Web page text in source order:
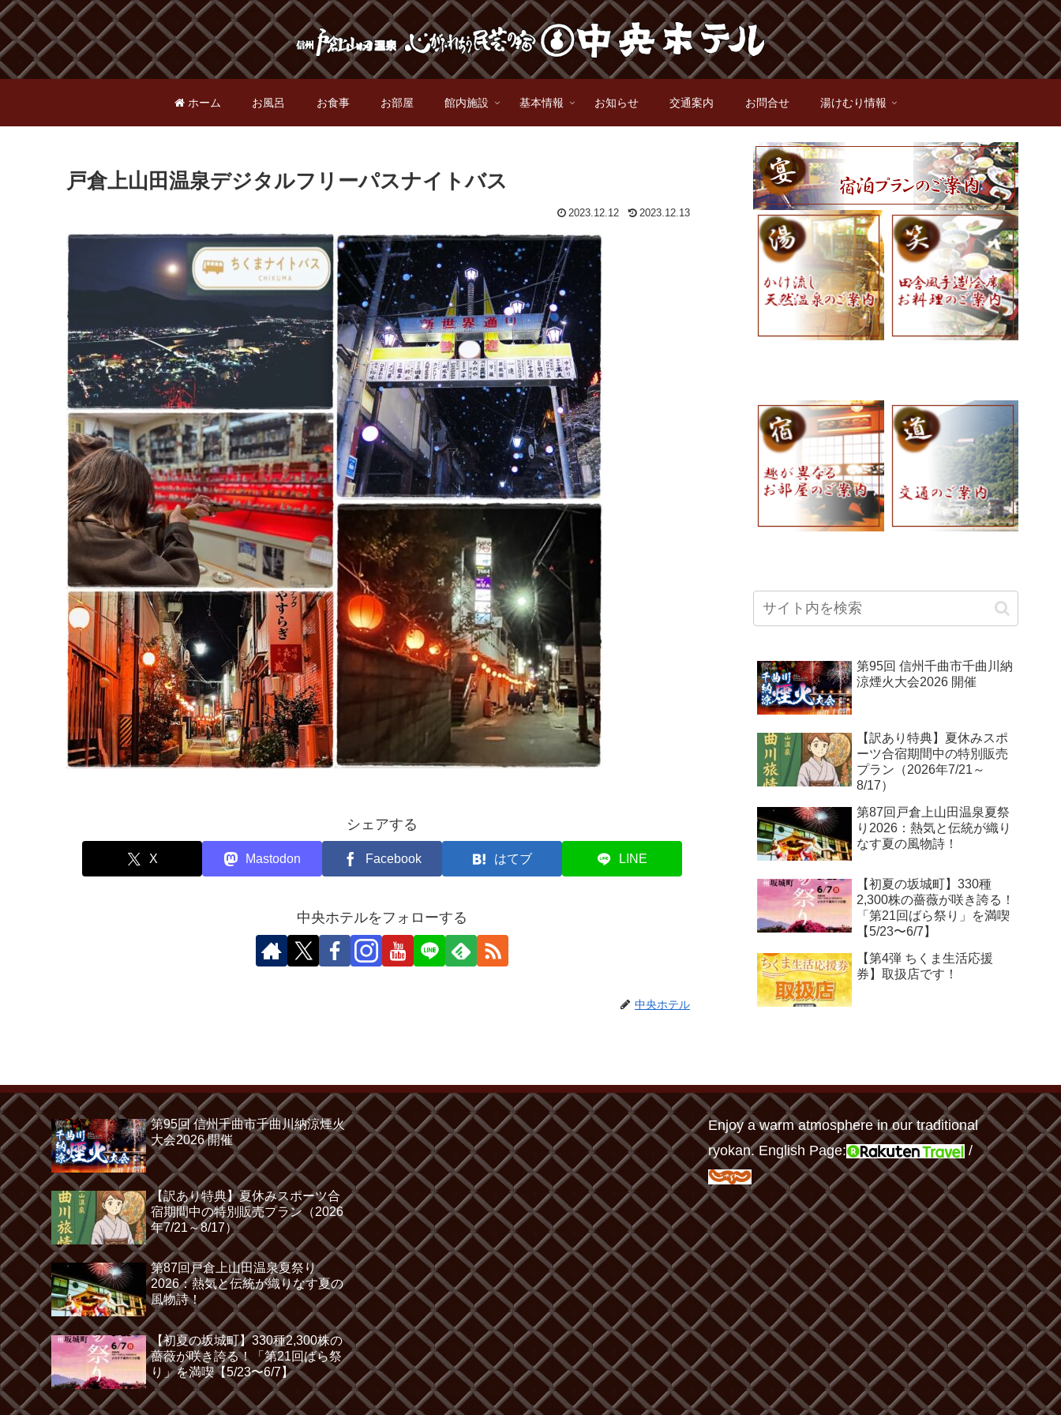
ホーム お風呂 お食事 お部屋 館内施設 基本情報 お知らせ 交通案内 お問合せ 湯けむり情報
戸倉上山田温泉デジタルフリーパスナイトバス
2023.12.12 2023.12.13
シェアする
X Mastodon Facebook はてブ LINE
中央ホテルをフォローする
中央ホテル
第95回 信州千曲市千曲川納
涼煙火大会2026 開催
【訳あり特典】夏休みスポ
ーツ合宿期間中の特別販売
プラン（2026年7/21～
8/17）
第87回戸倉上山田温泉夏祭
り2026：熱気と伝統が織り
なす夏の風物詩！
【初夏の坂城町】330種
2,300株の薔薇が咲き誇る！
「第21回ばら祭り」を満喫
【5/23〜6/7】
【第4弾 ちくま生活応援
券】取扱店です！
第95回 信州千曲市千曲川納涼煙火
大会2026 開催
【訳あり特典】夏休みスポーツ合
宿期間中の特別販売プラン（2026
年7/21～8/17）
第87回戸倉上山田温泉夏祭り
2026：熱気と伝統が織りなす夏の
風物詩！
【初夏の坂城町】330種2,300株の
薔薇が咲き誇る！「第21回ばら祭
り」を満喫【5/23〜6/7】
Enjoy a warm atmosphere in our traditional
ryokan. English Page:
/